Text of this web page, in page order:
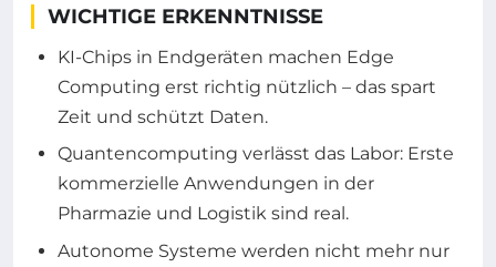
WICHTIGE ERKENNTNISSE
KI-Chips in Endgeräten machen Edge
Computing erst richtig nützlich – das spart
Zeit und schützt Daten.
Quantencomputing verlässt das Labor: Erste
kommerzielle Anwendungen in der
Pharmazie und Logistik sind real.
Autonome Systeme werden nicht mehr nur